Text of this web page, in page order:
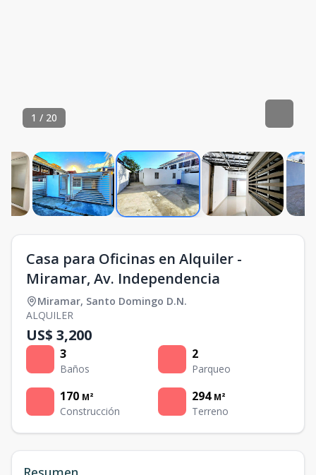
1 / 20
Casa para Oficinas en Alquiler -
Miramar, Av. Independencia
Miramar, Santo Domingo D.N.
ALQUILER
US$ 3,200
3
Baños
2
Parqueo
170 M²
Construcción
294 M²
Terreno